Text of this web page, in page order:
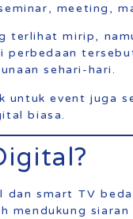
meeting,
terlihat mirip,
perbedaan
sehari-hari.
event juga
biasa.
dan smart TV
mendukung